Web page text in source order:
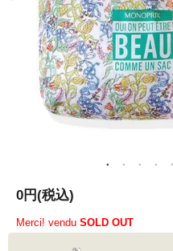
0円(税込)
Merci! vendu SOLD OUT